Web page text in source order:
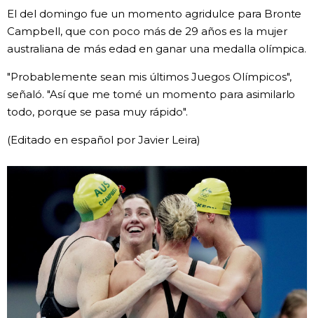
Avisos
El del domingo fue un momento agridulce para Bronte
Campbell, que con poco más de 29 años es la mujer
australiana de más edad en ganar una medalla olímpica.
"Probablemente sean mis últimos Juegos Olímpicos",
señaló. "Así que me tomé un momento para asimilarlo
todo, porque se pasa muy rápido".
(Editado en español por Javier Leira)